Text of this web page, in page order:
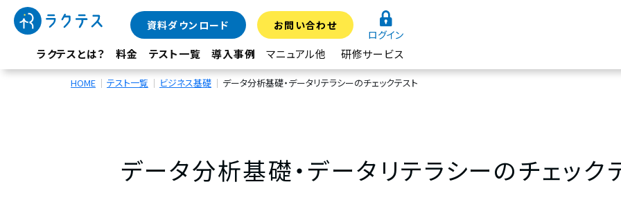
ラクテスとは？ 料金 テスト一覧 導入事例 マニュアル他 研修サービス
資料ダウンロード お問い合わせ
ログイン
HOME テスト一覧 ビジネス基礎 データ分析基礎・データリテラシーのチェックテスト
データ分析基礎・データリテラシーのチェック